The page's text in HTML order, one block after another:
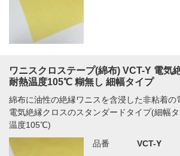
ワニスクロステープ(綿布) VCT-Y 電気
耐熱温度105℃ 糊無し 細幅タイプ
綿布に油性の絶縁ワニスを含浸した非粘着の
電気絶縁クロスのスタンダードタイプ(細幅
温度105℃)
品番
VCT-Y